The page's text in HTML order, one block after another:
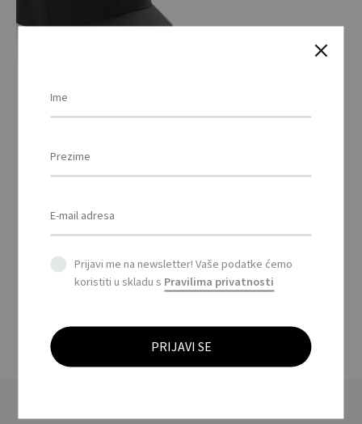
kontrastna kapa sa 6
panela od brušenog
AWARE™ Brushed
rcotton 6 panel
contrast cap 280gr
This
has
multiple
variants.
Prijavi me na newsletter! Vaše podatke ćemo
koristiti u skladu s Pravilima privatnosti